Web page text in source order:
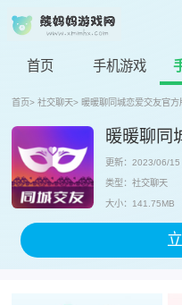
首页 手机游戏
首页> 社交聊天> 暖暖聊同城恋爱交友官方
暖暖聊同
更新：2023/06/
类型：社交聊天
大小：141.75MB